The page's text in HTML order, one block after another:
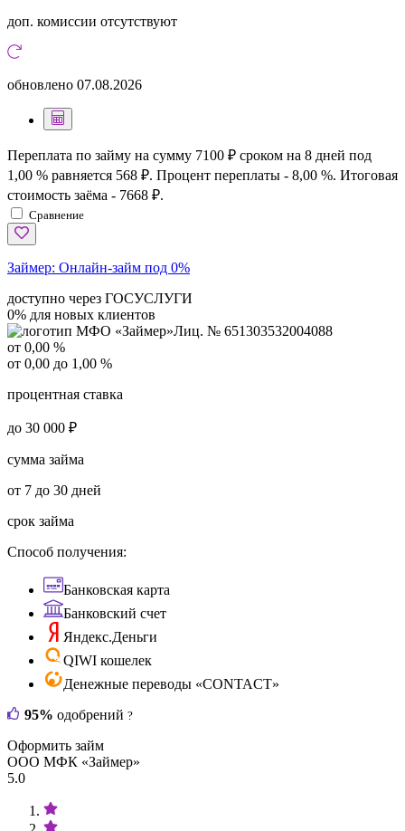
доп. комиссии отсутствуют
обновлено 07.08.2026
Переплата по займу на сумму 7100 ₽ сроком на 8 дней под
1,00 % равняется 568 ₽. Процент переплаты - 8,00 %. Итоговая
стоимость заёма - 7668 ₽.
Сравнение
Займер: Онлайн-займ под 0%
доступно через ГОСУСЛУГИ
0% для новых клиентов
Лиц. № 651303532004088
от 0,00 %
от 0,00 до 1,00 %
процентная ставка
до 30 000 ₽
сумма займа
от 7 до 30 дней
срок займа
Способ получения:
Банковская карта
Банковский счет
Яндекс.Деньги
QIWI кошелек
Денежные переводы «CONTACT»
95% одобрений ?
Оформить займ
ООО МФК «Займер»
5.0